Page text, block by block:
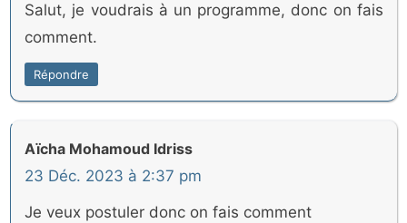
Salut, je voudrais à un programme, donc on fais
comment.
Répondre
Aïcha Mohamoud Idriss
23 Déc. 2023 à 2:37 pm
Je veux postuler donc on fais comment